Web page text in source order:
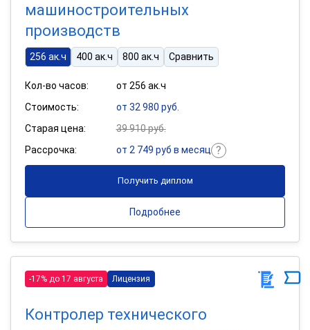
машиностроительных
производств
256 ак.ч 400 ак.ч 800 ак.ч Сравнить
Кол-во часов:
от 256 ак.ч
Стоимость:
от 32 980 руб.
Старая цена:
39 910 руб.
Рассрочка:
от 2 749 руб в месяц
Получить диплом
Подробнее
-17% до 17 августа Лицензия
Контролер технического